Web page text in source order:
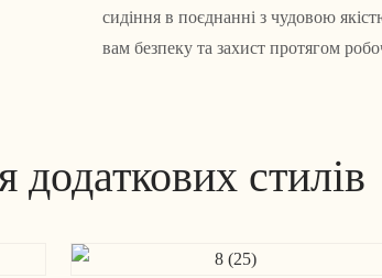
сидіння в поєднанні з чудовою
вам безпеку та захист протягом
додаткових стилів